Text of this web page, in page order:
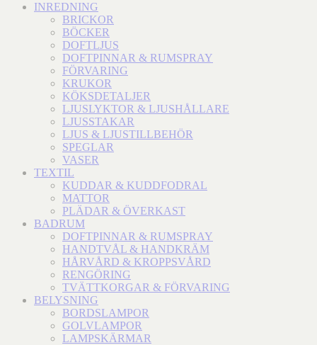
INREDNING
BRICKOR
BÖCKER
DOFTLJUS
DOFTPINNAR & RUMSPRAY
FÖRVARING
KRUKOR
KÖKSDETALJER
LJUSLYKTOR & LJUSHÅLLARE
LJUSSTAKAR
LJUS & LJUSTILLBEHÖR
SPEGLAR
VASER
TEXTIL
KUDDAR & KUDDFODRAL
MATTOR
PLÄDAR & ÖVERKAST
BADRUM
DOFTPINNAR & RUMSPRAY
HANDTVÅL & HANDKRÄM
HÅRVÅRD & KROPPSVÅRD
RENGÖRING
TVÄTTKORGAR & FÖRVARING
BELYSNING
BORDSLAMPOR
GOLVLAMPOR
LAMPSKÄRMAR